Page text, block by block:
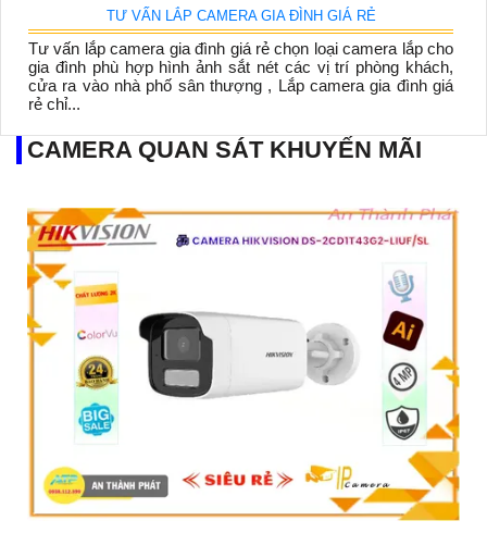
TƯ VẤN LẮP CAMERA GIA ĐÌNH GIÁ RẺ
Tư vấn lắp camera gia đình giá rẻ chọn loại camera lắp cho
gia đình phù hợp hình ảnh sắt nét các vị trí phòng khách,
cửa ra vào nhà phố sân thượng , Lắp camera gia đình giá
rẻ chỉ...
CAMERA QUAN SÁT KHUYẾN MÃI